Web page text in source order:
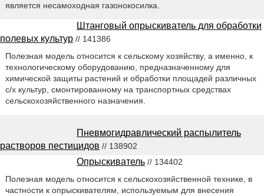
является несамоходная газонокосилка.
Штанговый опрыскиватель для обработки
полевых культур // 141386
Полезная модель относится к сельскому хозяйству, а именно, к
технологическому оборудованию, предназначенному для
химической защиты растений и обработки площадей различных
с/х культур, смонтированному на транспортных средствах
сельскохозяйственного назначения.
Пневмогидравлический распылитель
растворов пестицидов // 138902
Опрыскиватель // 134402
Полезная модель относится к сельскохозяйственной технике, в
частности к опрыскивателям, используемым для внесения